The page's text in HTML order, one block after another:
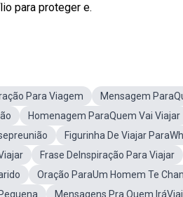
para proteger e.
Para Viagem Mensagem
Homenagem ParaQuem Vai Viajar
Figurinha De Viajar
Frase DeInspiração Para Viajar
Oração ParaUm Homem Te
Mensagens Pra Quem